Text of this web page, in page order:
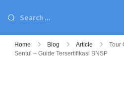
Home Blog Article
Tour
Sentul – Guide Tersertifikasi BNSP